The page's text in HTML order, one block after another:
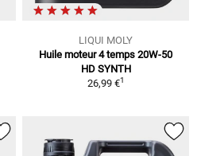
LIQUI MOLY
Huile moteur 4 temps 20W-50
HD SYNTH
26,99 €1